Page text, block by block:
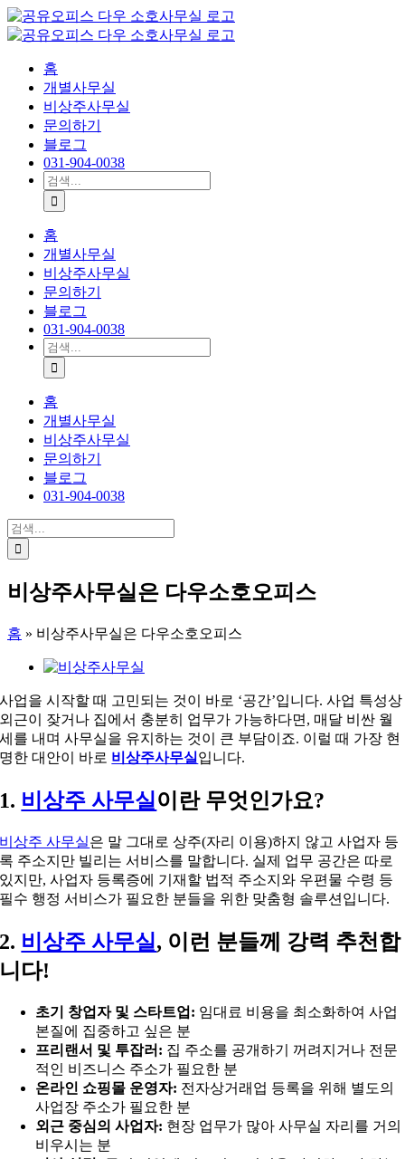
콘
텐
홈
개별사무실
비상주사무실
문의하기
블로그
031-904-0038
검
색:
홈
개별사무실
비상주사무실
문의하기
블로그
031-904-0038
검
색:
홈
개별사무실
비상주사무실
문의하기
블로그
031-904-0038
검
색:
비상주사무실은 다우소호오피스
홈 » 비상주사무실은 다우소호오피스
View
Image
사업을 시작할 때 고민되는 것이 바로 ‘공간’입니다. 사업 특성상
외근이 잦거나 집에서 충분히 업무가 가능하다면, 매달 비싼 월
세를 내며 사무실을 유지하는 것이 큰 부담이죠. 이럴 때 가장 현
명한 대안이 바로 비상주사무실 입니다.
1. 비상주 사무실 이란 무엇인가요?
비상주 사무실은 말 그대로 상주(자리 이용)하지 않고 사업자 등
록 주소지만 빌리는 서비스를 말합니다. 실제 업무 공간은 따로
있지만, 사업자 등록증에 기재할 법적 주소지와 우편물 수령 등
필수 행정 서비스가 필요한 분들을 위한 맞춤형 솔루션입니다.
2. 비상주 사무실 , 이런 분들께 강력 추천합
니다!
초기 창업자 및 스타트업: 임대료 비용을 최소화하여 사업
본질에 집중하고 싶은 분
프리랜서 및 투잡러: 집 주소를 공개하기 꺼려지거나 전문
적인 비즈니스 주소가 필요한 분
온라인 쇼핑몰 운영자: 전자상거래업 등록을 위해 별도의
사업장 주소가 필요한 분
외근 중심의 사업자: 현장 업무가 많아 사무실 자리를 거의
비우시는 분